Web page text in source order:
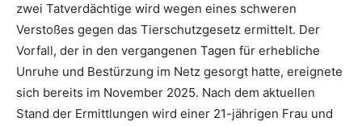
zwei Tatverdächtige wird wegen eines schweren
Verstoßes gegen das Tierschutzgesetz ermittelt. Der
Vorfall, der in den vergangenen Tagen für erhebliche
Unruhe und Bestürzung im Netz gesorgt hatte, ereignete
sich bereits im November 2025. Nach dem aktuellen
Stand der Ermittlungen wird einer 21-jährigen Frau und